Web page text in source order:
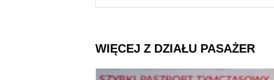
WIĘCEJ Z DZIAŁU PASAŻER